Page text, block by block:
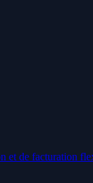
et de facturation